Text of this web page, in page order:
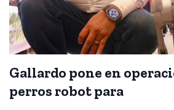
Gallardo pone en
perros robot para